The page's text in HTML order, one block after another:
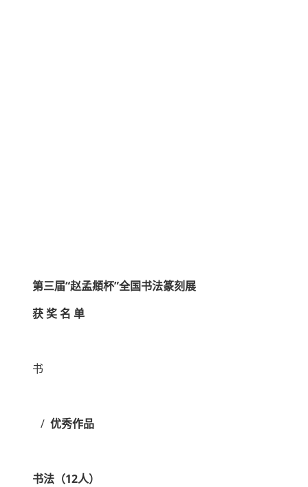
第三届“赵孟頫杯”全国书法篆刻展
获 奖 名 单
书
/ 优秀作品
书法（12人）